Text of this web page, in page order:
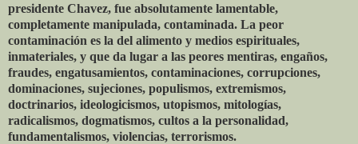
presidente Chavez, fue absolutamente lamentable,
completamente manipulada, contaminada. La peor
contaminación es la del alimento y medios espirituales,
inmateriales, y que da lugar a las peores mentiras, engaños,
fraudes, engatusamientos, contaminaciones, corrupciones,
dominaciones, sujeciones, populismos, extremismos,
doctrinarios, ideologicismos, utopismos, mitologías,
radicalismos, dogmatismos, cultos a la personalidad,
fundamentalismos, violencias, terrorismos.